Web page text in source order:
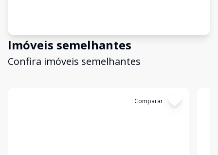
Imóveis semelhantes
Confira imóveis semelhantes
Comparar